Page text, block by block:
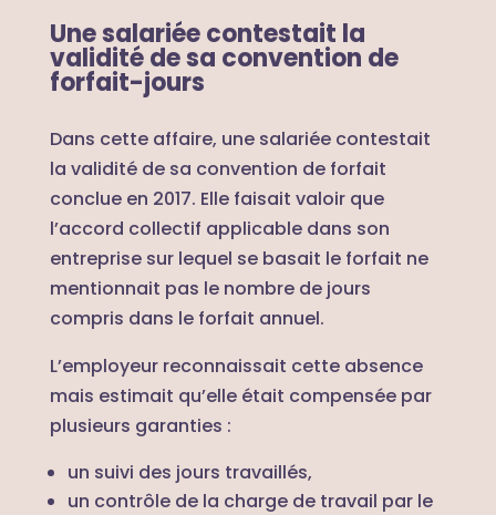
Une salariée contestait la
validité de sa convention de
forfait-jours
Dans cette affaire, une salariée contestait
la validité de sa convention de forfait
conclue en 2017. Elle faisait valoir que
l’accord collectif applicable dans son
entreprise sur lequel se basait le forfait ne
mentionnait pas le nombre de jours
compris dans le forfait annuel.
L’employeur reconnaissait cette absence
mais estimait qu’elle était compensée par
plusieurs garanties :
un suivi des jours travaillés,
un contrôle de la charge de travail par le